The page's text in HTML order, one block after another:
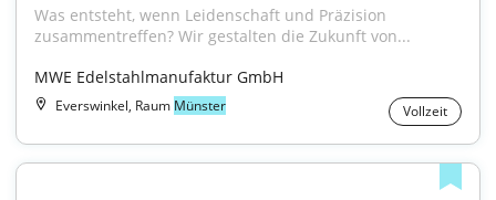
Was entsteht, wenn Leidenschaft und Präzision
zusammentreffen? Wir gestalten die Zukunft von...
MWE Edelstahlmanufaktur GmbH
Everswinkel, Raum Münster Vollzeit